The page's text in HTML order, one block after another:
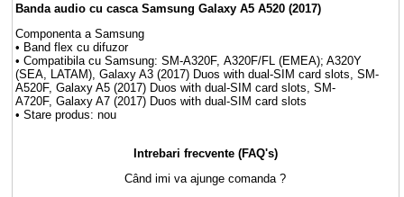
Banda audio cu casca Samsung Galaxy A5 A520 (2017)
Componenta a Samsung
• Band flex cu difuzor
• Compatibila cu Samsung: SM-A320F, A320F/FL (EMEA); A320Y
(SEA, LATAM), Galaxy A3 (2017) Duos with dual-SIM card slots, SM-
A520F, Galaxy A5 (2017) Duos with dual-SIM card slots, SM-
A720F, Galaxy A7 (2017) Duos with dual-SIM card slots
• Stare produs: nou
Intrebari frecvente (FAQ's)
Când imi va ajunge comanda ?